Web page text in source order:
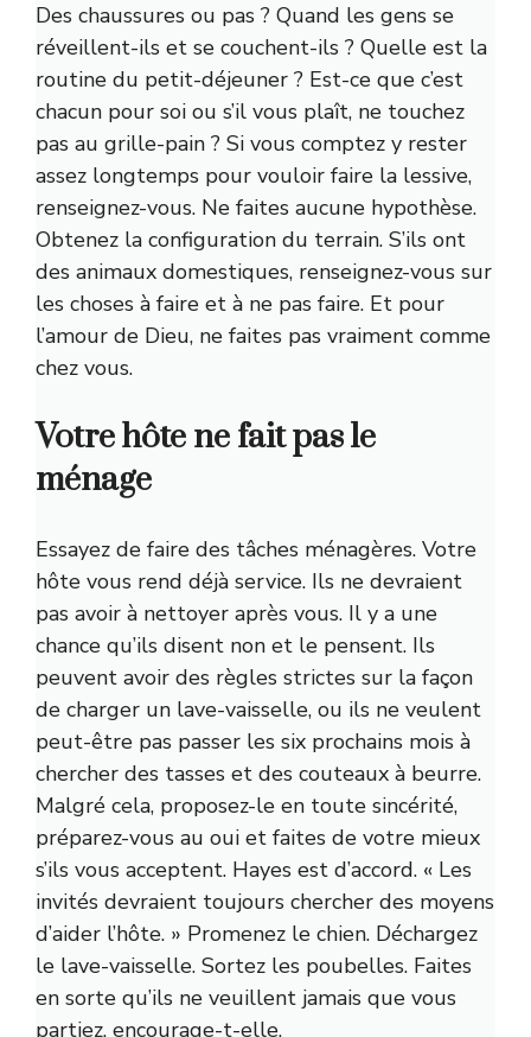
Des chaussures ou pas ? Quand les gens se
réveillent-ils et se couchent-ils ? Quelle est la
routine du petit-déjeuner ? Est-ce que c’est
chacun pour soi ou s’il vous plaît, ne touchez
pas au grille-pain ? Si vous comptez y rester
assez longtemps pour vouloir faire la lessive,
renseignez-vous. Ne faites aucune hypothèse.
Obtenez la configuration du terrain. S’ils ont
des animaux domestiques, renseignez-vous sur
les choses à faire et à ne pas faire. Et pour
l’amour de Dieu, ne faites pas vraiment comme
chez vous.
Votre hôte ne fait pas le
ménage
Essayez de faire des tâches ménagères. Votre
hôte vous rend déjà service. Ils ne devraient
pas avoir à nettoyer après vous. Il y a une
chance qu’ils disent non et le pensent. Ils
peuvent avoir des règles strictes sur la façon
de charger un lave-vaisselle, ou ils ne veulent
peut-être pas passer les six prochains mois à
chercher des tasses et des couteaux à beurre.
Malgré cela, proposez-le en toute sincérité,
préparez-vous au oui et faites de votre mieux
s’ils vous acceptent. Hayes est d’accord. « Les
invités devraient toujours chercher des moyens
d’aider l’hôte. » Promenez le chien. Déchargez
le lave-vaisselle. Sortez les poubelles. Faites
en sorte qu’ils ne veuillent jamais que vous
partiez, encourage-t-elle.